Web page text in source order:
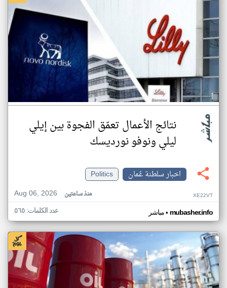
نتائج الأعمال تعمّق الفجوة بين إيلي
ليلي ونوفو نورديسك
اخبار سلطنة عُمان
Politics
Aug 06, 2026
منذ ساعتين XE22VT
مباشر• mubasher.info عدد الكلمات: ٥٦٥